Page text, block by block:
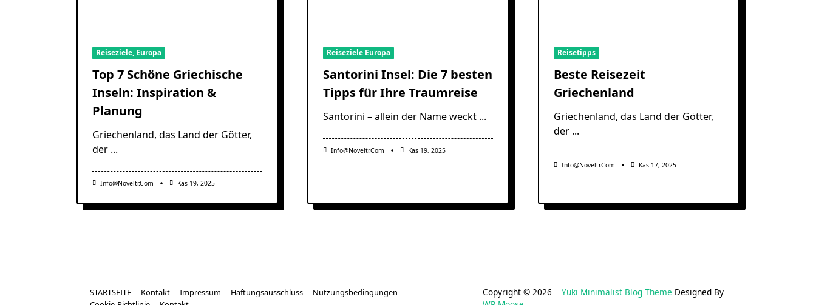
Reiseziele, Europa
Top 7 Schöne Griechische
Inseln: Inspiration &
Planung
Griechenland, das Land der Götter,
der ...
Info@noveltr.com Kas 19, 2025
Reiseziele Europa
Santorini Insel: Die 7 besten
Tipps für Ihre Traumreise
Santorini – allein der Name weckt ...
Info@noveltr.com Kas 19, 2025
Reisetipps
Beste Reisezeit
Griechenland
Griechenland, das Land der Götter,
der ...
Info@noveltr.com Kas 17, 2025
STARTSEITE Kontakt Impressum Haftungsausschluss
Nutzungsbedingungen
Copyright © 2026Yuki Minimalist Blog Theme Designed By